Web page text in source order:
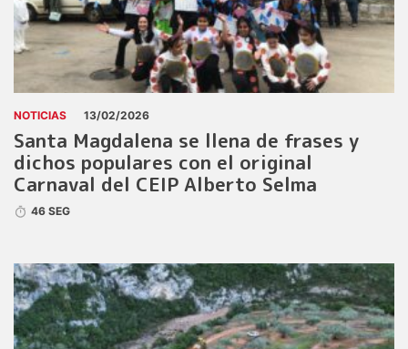
NOTICIAS 13/02/2026
Santa Magdalena se llena de frases y
dichos populares con el original
Carnaval del CEIP Alberto Selma
46 SEG